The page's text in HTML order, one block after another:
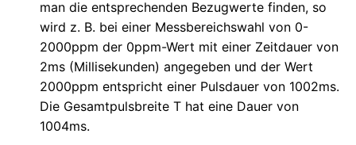
man die entsprechenden Bezugwerte finden, so
wird z. B. bei einer Messbereichswahl von 0-
2000ppm der 0ppm-Wert mit einer Zeitdauer von
2ms (Millisekunden) angegeben und der Wert
2000ppm entspricht einer Pulsdauer von 1002ms.
Die Gesamtpulsbreite T hat eine Dauer von
1004ms.